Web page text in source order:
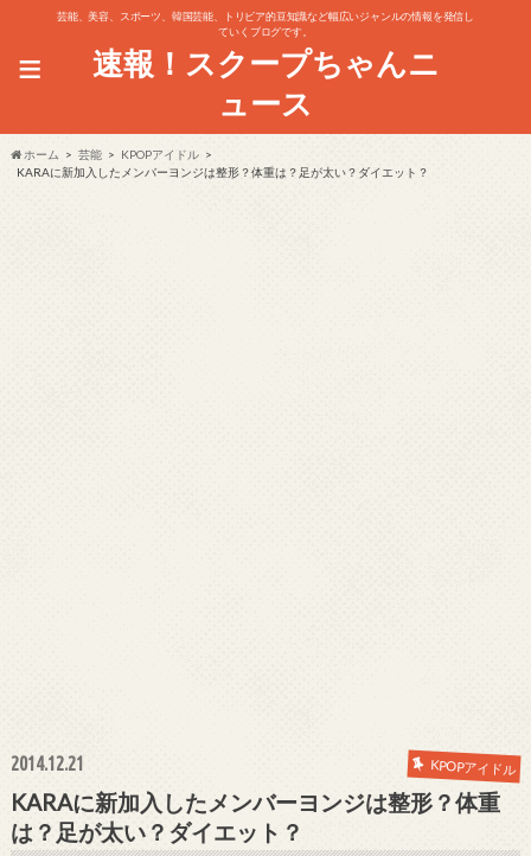
芸能、美容、スポーツ、韓国芸能、トリビア的豆知識など幅広いジャンルの情報を発信し
ていくブログです。
速報！スクープちゃんニ
ュース
≡
ホーム 芸能
KPOPアイドル
KARAに新加入したメンバーヨンジは整形？体重は？足が太い？ダイエット？
2014.12.21 KPOPアイドル
KARAに新加入したメンバーヨンジは整形？体重
は？足が太い？ダイエット？